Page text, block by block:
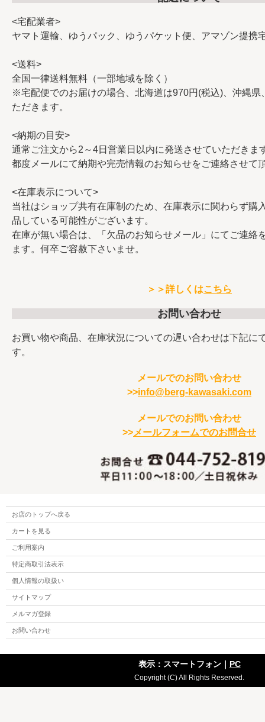
<宅配業者>
ヤマト運輸、ゆうパック、ゆうパケット便、アマゾン提携
<送料>
全国一律送料無料（一部地域を除く）
※宅配便でのお届けの場合、北海道は970円(税込)、沖縄県
ただきます。
<納期の目安>
通常ご注文から2～4日営業日以内に発送させていただきま
都度メールにて納期や完売情報のお知らせをご連絡させて
<在庫表示について>
当社はショップ共有在庫制のため、在庫表示に関わらず購
品している可能性がございます。
在庫が無い場合は、「欠品のお知らせメール」にてご連絡
ます。何卒ご容赦下さいませ。
＞＞詳しくはこちら
お問い合わせ
お買い物や商品、在庫状況についての遅い合わせは下記に
す。
メールでのお問い合わせ
>>info@berg-kawasaki.com
メールでのお問い合わせ
>>メールフォームでのお問合せ
お店のトップへ戻る
カートを見る
ご利用案内
特定商取引法表示
個人情報の取扱い
サイトマップ
メルマガ登録
お問い合わせ
表示：スマートフォン｜ PC
Copyright (C) All Rights Reserved.